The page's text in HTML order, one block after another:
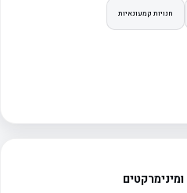
חנויות קמעונאיות